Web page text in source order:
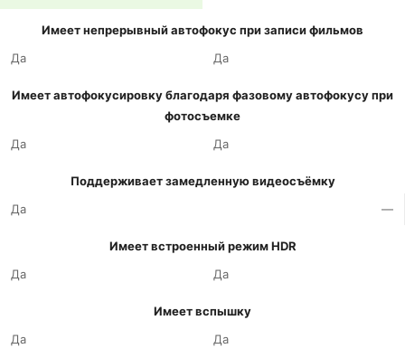
Имеет непрерывный автофокус при записи фильмов
Да
Да
Имеет автофокусировку благодаря фазовому автофокусу при
фотосъемке
Да
Да
Поддерживает замедленную видеосъёмку
Да
—
Имеет встроенный режим HDR
Да
Да
Имеет вспышку
Да
Да